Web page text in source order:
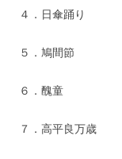
４．日傘踊り
５．鳩間節
６．醜童 太田
７．高平良万歳